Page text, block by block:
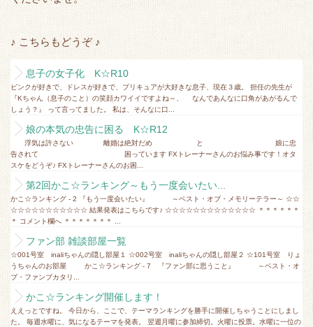
♪ こちらもどうぞ ♪
息子の女子化 K☆R10
ピンクが好きで、ドレスが好きで、プリキュアが大好きな息子、現在３歳。 担任の先生が
『Kちゃん（息子のこと）の笑顔カワイイですよね～、 なんであんなに口角があがるんで
しょう？』 って言ってました。 私は、そんなに口...
娘の本気の忠告に困る K☆R12
浮気は許さない 離婚は絶対だめ と 娘に忠
告されて 困っています FXトレーナーさんのお悩み事です！オタ
スケをどうぞ♪ FXトレーナーさんのお困...
第2回かこ☆ランキング～もう一度会いたい...
かこ☆ランキング - 2 『もう一度会いたい』 ～ベスト・オブ・メモリーテラー～ ☆☆
☆☆☆☆☆☆☆☆☆☆☆ 結果発表はこちらです♪ ☆☆☆☆☆☆☆☆☆☆☆☆☆ ＊＊＊＊＊＊
＊ コメント欄へ ＊＊＊＊＊＊＊ ...
ファン部 雑談部屋一覧
☆001号室 inaliちゃんの隠し部屋１ ☆002号室 inaliちゃんの隠し部屋２ ☆101号室 りょ
うちゃんのお部屋 かこ☆ランキング - 7 『ファン部に思うこと』 ～ベスト・オ
ブ・ファンブカタリ...
かこ☆ランキング開催します！
ええっとですね。 今日から、ここで、テーマランキングを勝手に開催しちゃうことにしまし
た。 毎週水曜に、気になるテーマを発表。 翌週月曜に参加締切。火曜に投票。水曜に一位の